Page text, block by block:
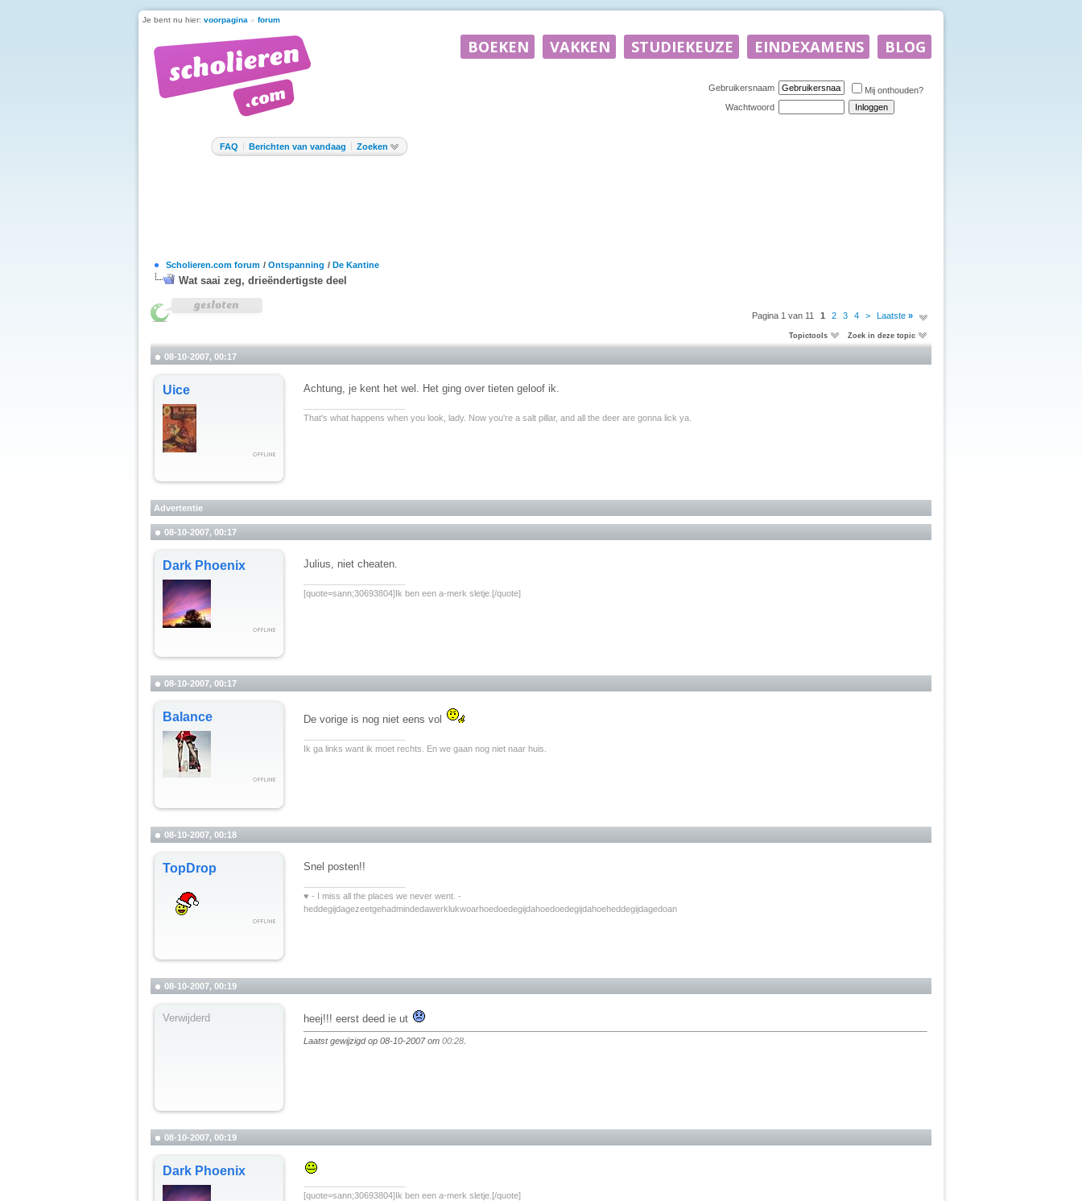
Je bent nu hier: voorpagina » forum
Gebruikersnaam
Mij onthouden?
Wachtwoord
FAQ Berichten van vandaag Zoeken
Scholieren.com forum / Ontspanning / De Kantine
Wat saai zeg, drieëndertigste deel
Pagina 1 van 11 1 2 3 4 > Laatste »
Topictools Zoek in deze topic
08-10-2007, 00:17
Uice
Achtung, je kent het wel. Het ging over tieten geloof ik.
That's what happens when you look, lady. Now you're a salt pillar, and all the deer are gonna lick ya.
Advertentie
08-10-2007, 00:17
Dark Phoenix
Julius, niet cheaten.
[quote=sann;30693804]Ik ben een a-merk sletje.[/quote]
08-10-2007, 00:17
Balance
De vorige is nog niet eens vol
Ik ga links want ik moet rechts. En we gaan nog niet naar huis.
08-10-2007, 00:18
TopDrop
Snel posten!!
♥ - I miss all the places we never went. -
heddegijdagezeetgehadmindedawerklukwoarhoedoedegijdahoedoedegijdahoeheddegijdagedoan
08-10-2007, 00:19
Verwijderd heej!!! eerst deed ie ut
Laatst gewijzigd op 08-10-2007 om 00:28
08-10-2007, 00:19
Dark Phoenix
[quote=sann;30693804]Ik ben een a-merk sletje.[/quote]